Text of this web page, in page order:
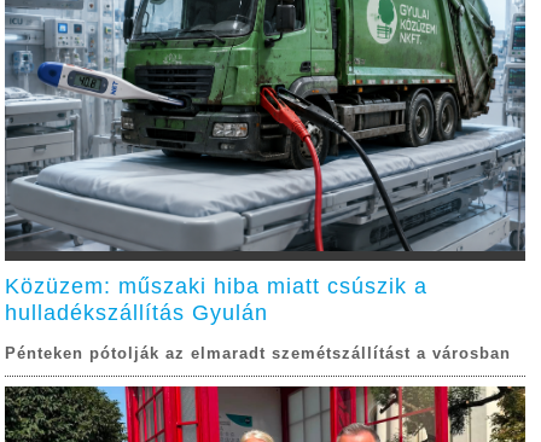
Közüzem: műszaki hiba miatt csúszik a
hulladékszállítás Gyulán
Pénteken pótolják az elmaradt szemétszállítást a városban